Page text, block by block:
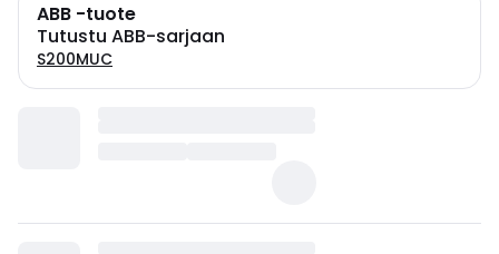
ABB -tuote
Tutustu ABB-sarjaan
S200MUC